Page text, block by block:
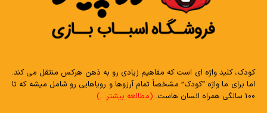
کودک، کلید واژه ای است که مفاهیم زیادی رو به ذهن هرکس منتقل می کند.
اما برای ما واژه “کودک” مشخصاً تمام آرزوها و رویاهایی رو شامل میشه که تا
100 سالگی همراه انسان هاست.
(مطالعه بیشتر…)